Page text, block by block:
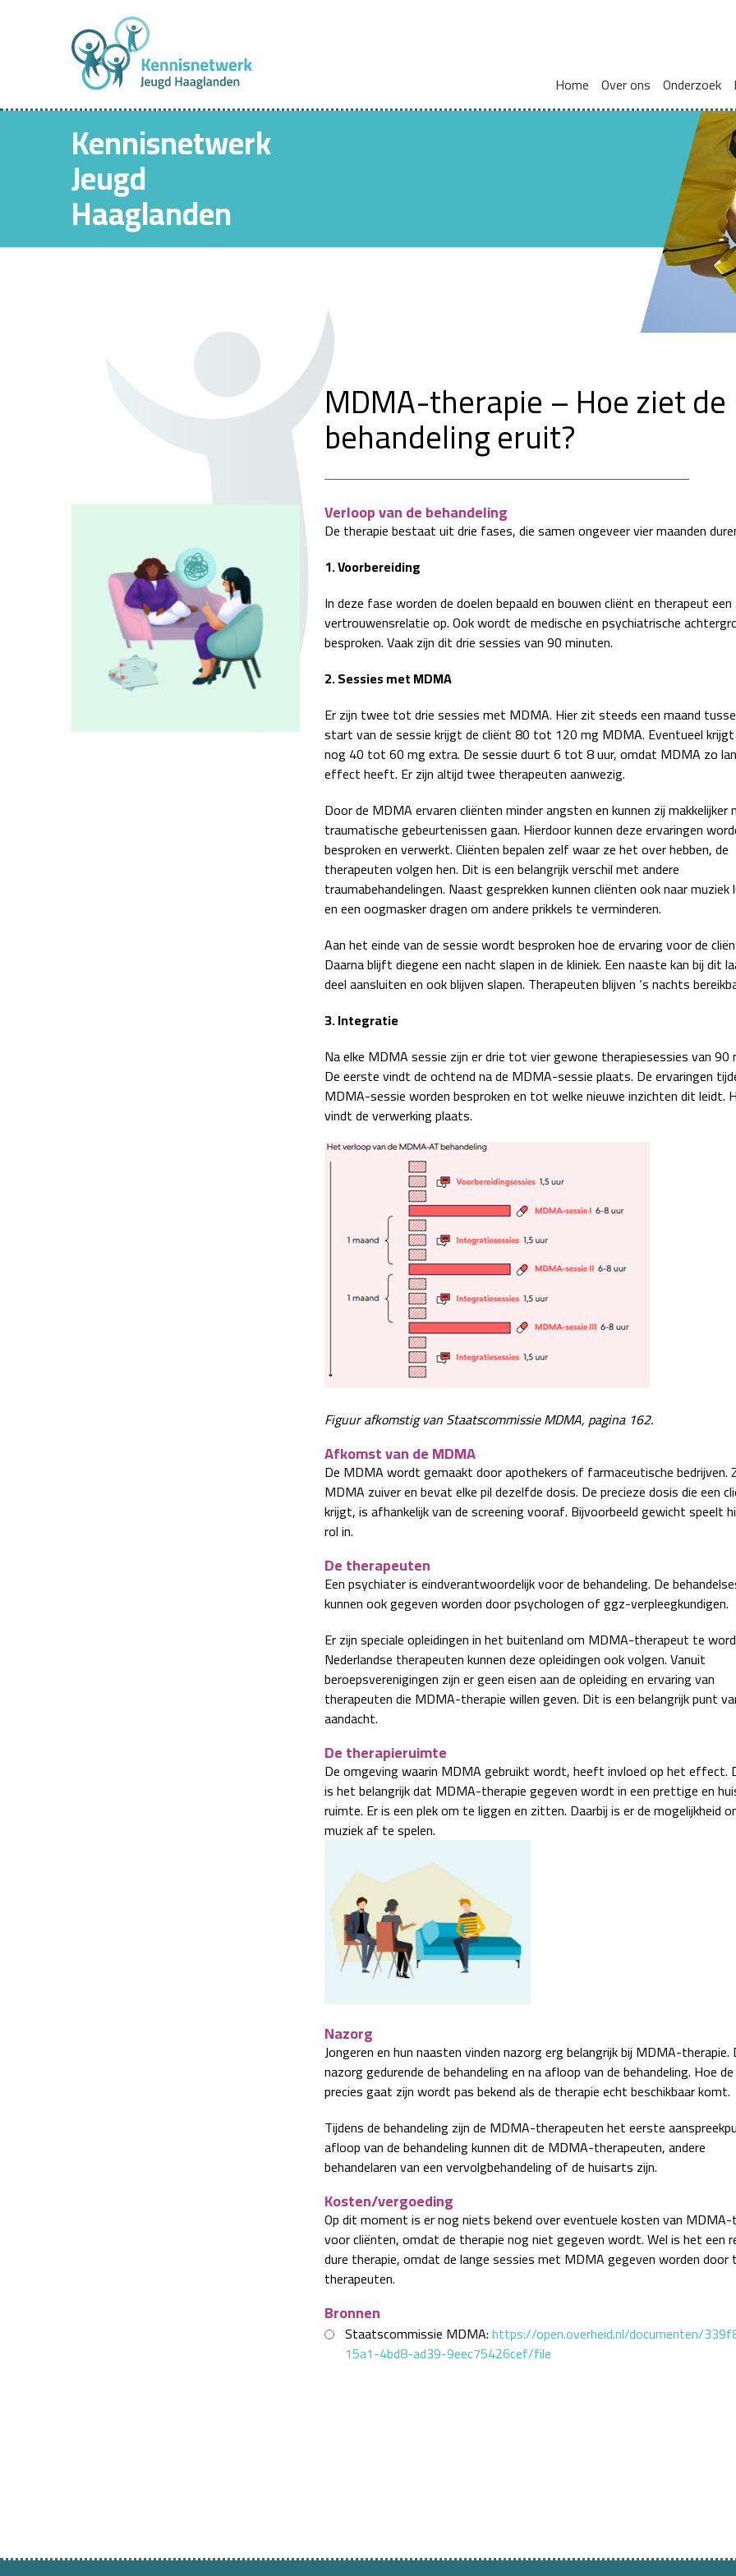
Home Over ons
Vacatures
Onderzoek
Normaliseren en versterken pedagogische basis
HBO Skills II
Kennisnetwerk
Jeugd
Haaglanden
MDMA-therapie – Hoe ziet de
behandeling eruit?
Verloop van de behandeling
De therapie bestaat uit drie fases, die samen ongeveer vier maanden
1. Voorbereiding
In deze fase worden de doelen bepaald en bouwen cliënt en therapeut een
vertrouwensrelatie op. Ook wordt de medische en psychiatrische
besproken. Vaak zijn dit drie sessies van 90 minuten.
2. Sessies met MDMA
Er zijn twee tot drie sessies met MDMA. Hier zit steeds een maand
start van de sessie krijgt de cliënt 80 tot 120 mg MDMA. Eventueel krijgt
nog 40 tot 60 mg extra. De sessie duurt 6 tot 8 uur, omdat MDMA zo
effect heeft. Er zijn altijd twee therapeuten aanwezig.
Door de MDMA ervaren cliënten minder angsten en kunnen zij makkelijker
traumatische gebeurtenissen gaan. Hierdoor kunnen deze ervaringen
besproken en verwerkt. Cliënten bepalen zelf waar ze het over hebben, de
therapeuten volgen hen. Dit is een belangrijk verschil met andere
traumabehandelingen. Naast gesprekken kunnen cliënten ook naar muziek
en een oogmasker dragen om andere prikkels te verminderen.
Aan het einde van de sessie wordt besproken hoe de ervaring voor de
Daarna blijft diegene een nacht slapen in de kliniek. Een naaste kan bij dit
deel aansluiten en ook blijven slapen. Therapeuten blijven ‘s nachts
3. Integratie
Na elke MDMA sessie zijn er drie tot vier gewone therapiesessies van 90
De eerste vindt de ochtend na de MDMA-sessie plaats. De ervaringen
MDMA-sessie worden besproken en tot welke nieuwe inzichten dit leidt.
vindt de verwerking plaats.
Figuur afkomstig van Staatscommissie MDMA, pagina 162.
Afkomst van de MDMA
De MDMA wordt gemaakt door apothekers of farmaceutische bedrijven.
MDMA zuiver en bevat elke pil dezelfde dosis. De precieze dosis die een
krijgt, is afhankelijk van de screening vooraf. Bijvoorbeeld gewicht speelt
rol in.
De therapeuten
Een psychiater is eindverantwoordelijk voor de behandeling. De
kunnen ook gegeven worden door psychologen of ggz-verpleegkundigen.
Er zijn speciale opleidingen in het buitenland om MDMA-therapeut te
Nederlandse therapeuten kunnen deze opleidingen ook volgen. Vanuit
beroepsverenigingen zijn er geen eisen aan de opleiding en ervaring van
therapeuten die MDMA-therapie willen geven. Dit is een belangrijk punt
aandacht.
De therapieruimte
De omgeving waarin MDMA gebruikt wordt, heeft invloed op het effect.
is het belangrijk dat MDMA-therapie gegeven wordt in een prettige en
ruimte. Er is een plek om te liggen en zitten. Daarbij is er de mogelijkheid
muziek af te spelen.
Nazorg
Jongeren en hun naasten vinden nazorg erg belangrijk bij MDMA-therapie.
nazorg gedurende de behandeling en na afloop van de behandeling. Hoe
precies gaat zijn wordt pas bekend als de therapie echt beschikbaar komt.
Tijdens de behandeling zijn de MDMA-therapeuten het eerste
afloop van de behandeling kunnen dit de MDMA-therapeuten, andere
behandelaren van een vervolgbehandeling of de huisarts zijn.
Kosten/vergoeding
Op dit moment is er nog niets bekend over eventuele kosten van MDMA-
voor cliënten, omdat de therapie nog niet gegeven wordt. Wel is het een
dure therapie, omdat de lange sessies met MDMA gegeven worden door
therapeuten.
Bronnen
Staatscommissie MDMA:https://open.overheid.nl/documenten/
15a1-4bd8-ad39-9eec75426cef/file